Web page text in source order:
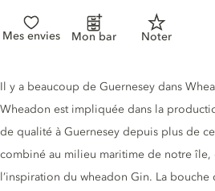
Mes envies Mon bar Noter
Description du gin
Il y a beaucoup de Guernesey dans
Wheadon est impliquée dans la
de qualité à Guernesey depuis plus de
combiné au milieu maritime de notre île,
l’inspiration du wheadon Gin. La